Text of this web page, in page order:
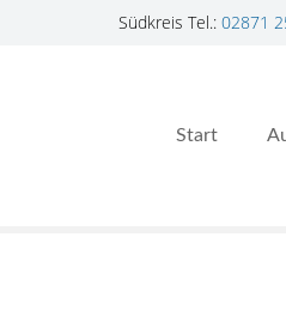
Südkreis Tel.: 02871
Start